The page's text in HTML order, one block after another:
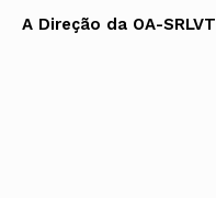
A Direção da OA-SRLVT